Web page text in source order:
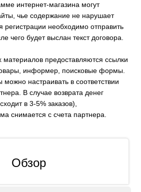
интернет-магазина могут
чье содержание не нарушает
регистрации необходимо отправить
чего будет выслан текст договора.
материалов предоставляются ссылки
информер, поисковые формы.
настраивать в соответствии
В случае возврата денег
в 3-5% заказов),
снимается с счета партнера.
Обзор